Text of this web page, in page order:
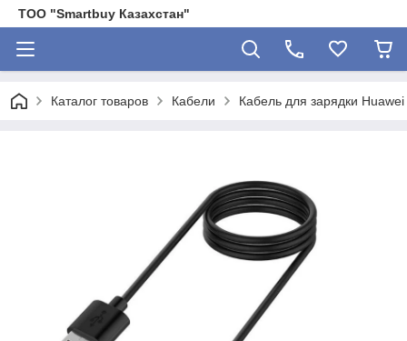
ТОО "Smartbuy Казахстан"
Каталог товаров Кабели Кабель для зарядки